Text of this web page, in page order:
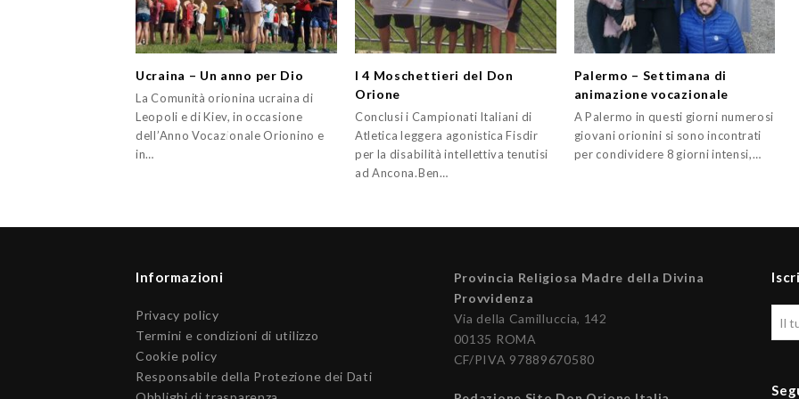
Ucraina – Un anno per Dio
La Comunità orionina ucraina di
Leopoli e di Kiev, in occasione
dell’Anno Vocazionale Orionino e
in…
I 4 Moschettieri del Don
Orione
Conclusi i Campionati Italiani di
Atletica leggera agonistica Fisdir
per la disabilità intellettiva tenutisi
ad Ancona.Ben…
Palermo – Settimana di
animazione vocazionale
A Palermo in questi giorni numerosi
giovani orionini si sono incontrati
per condividere 8 giorni intensi,…
Informazioni
Privacy policy
Termini e condizioni di utilizzo
Cookie policy
Responsabile della Protezione dei Dati
Provincia Religiosa Madre della Divina
Provvidenza
Via della Camilluccia, 142
00135 ROMA
CF/PIVA 97889670580